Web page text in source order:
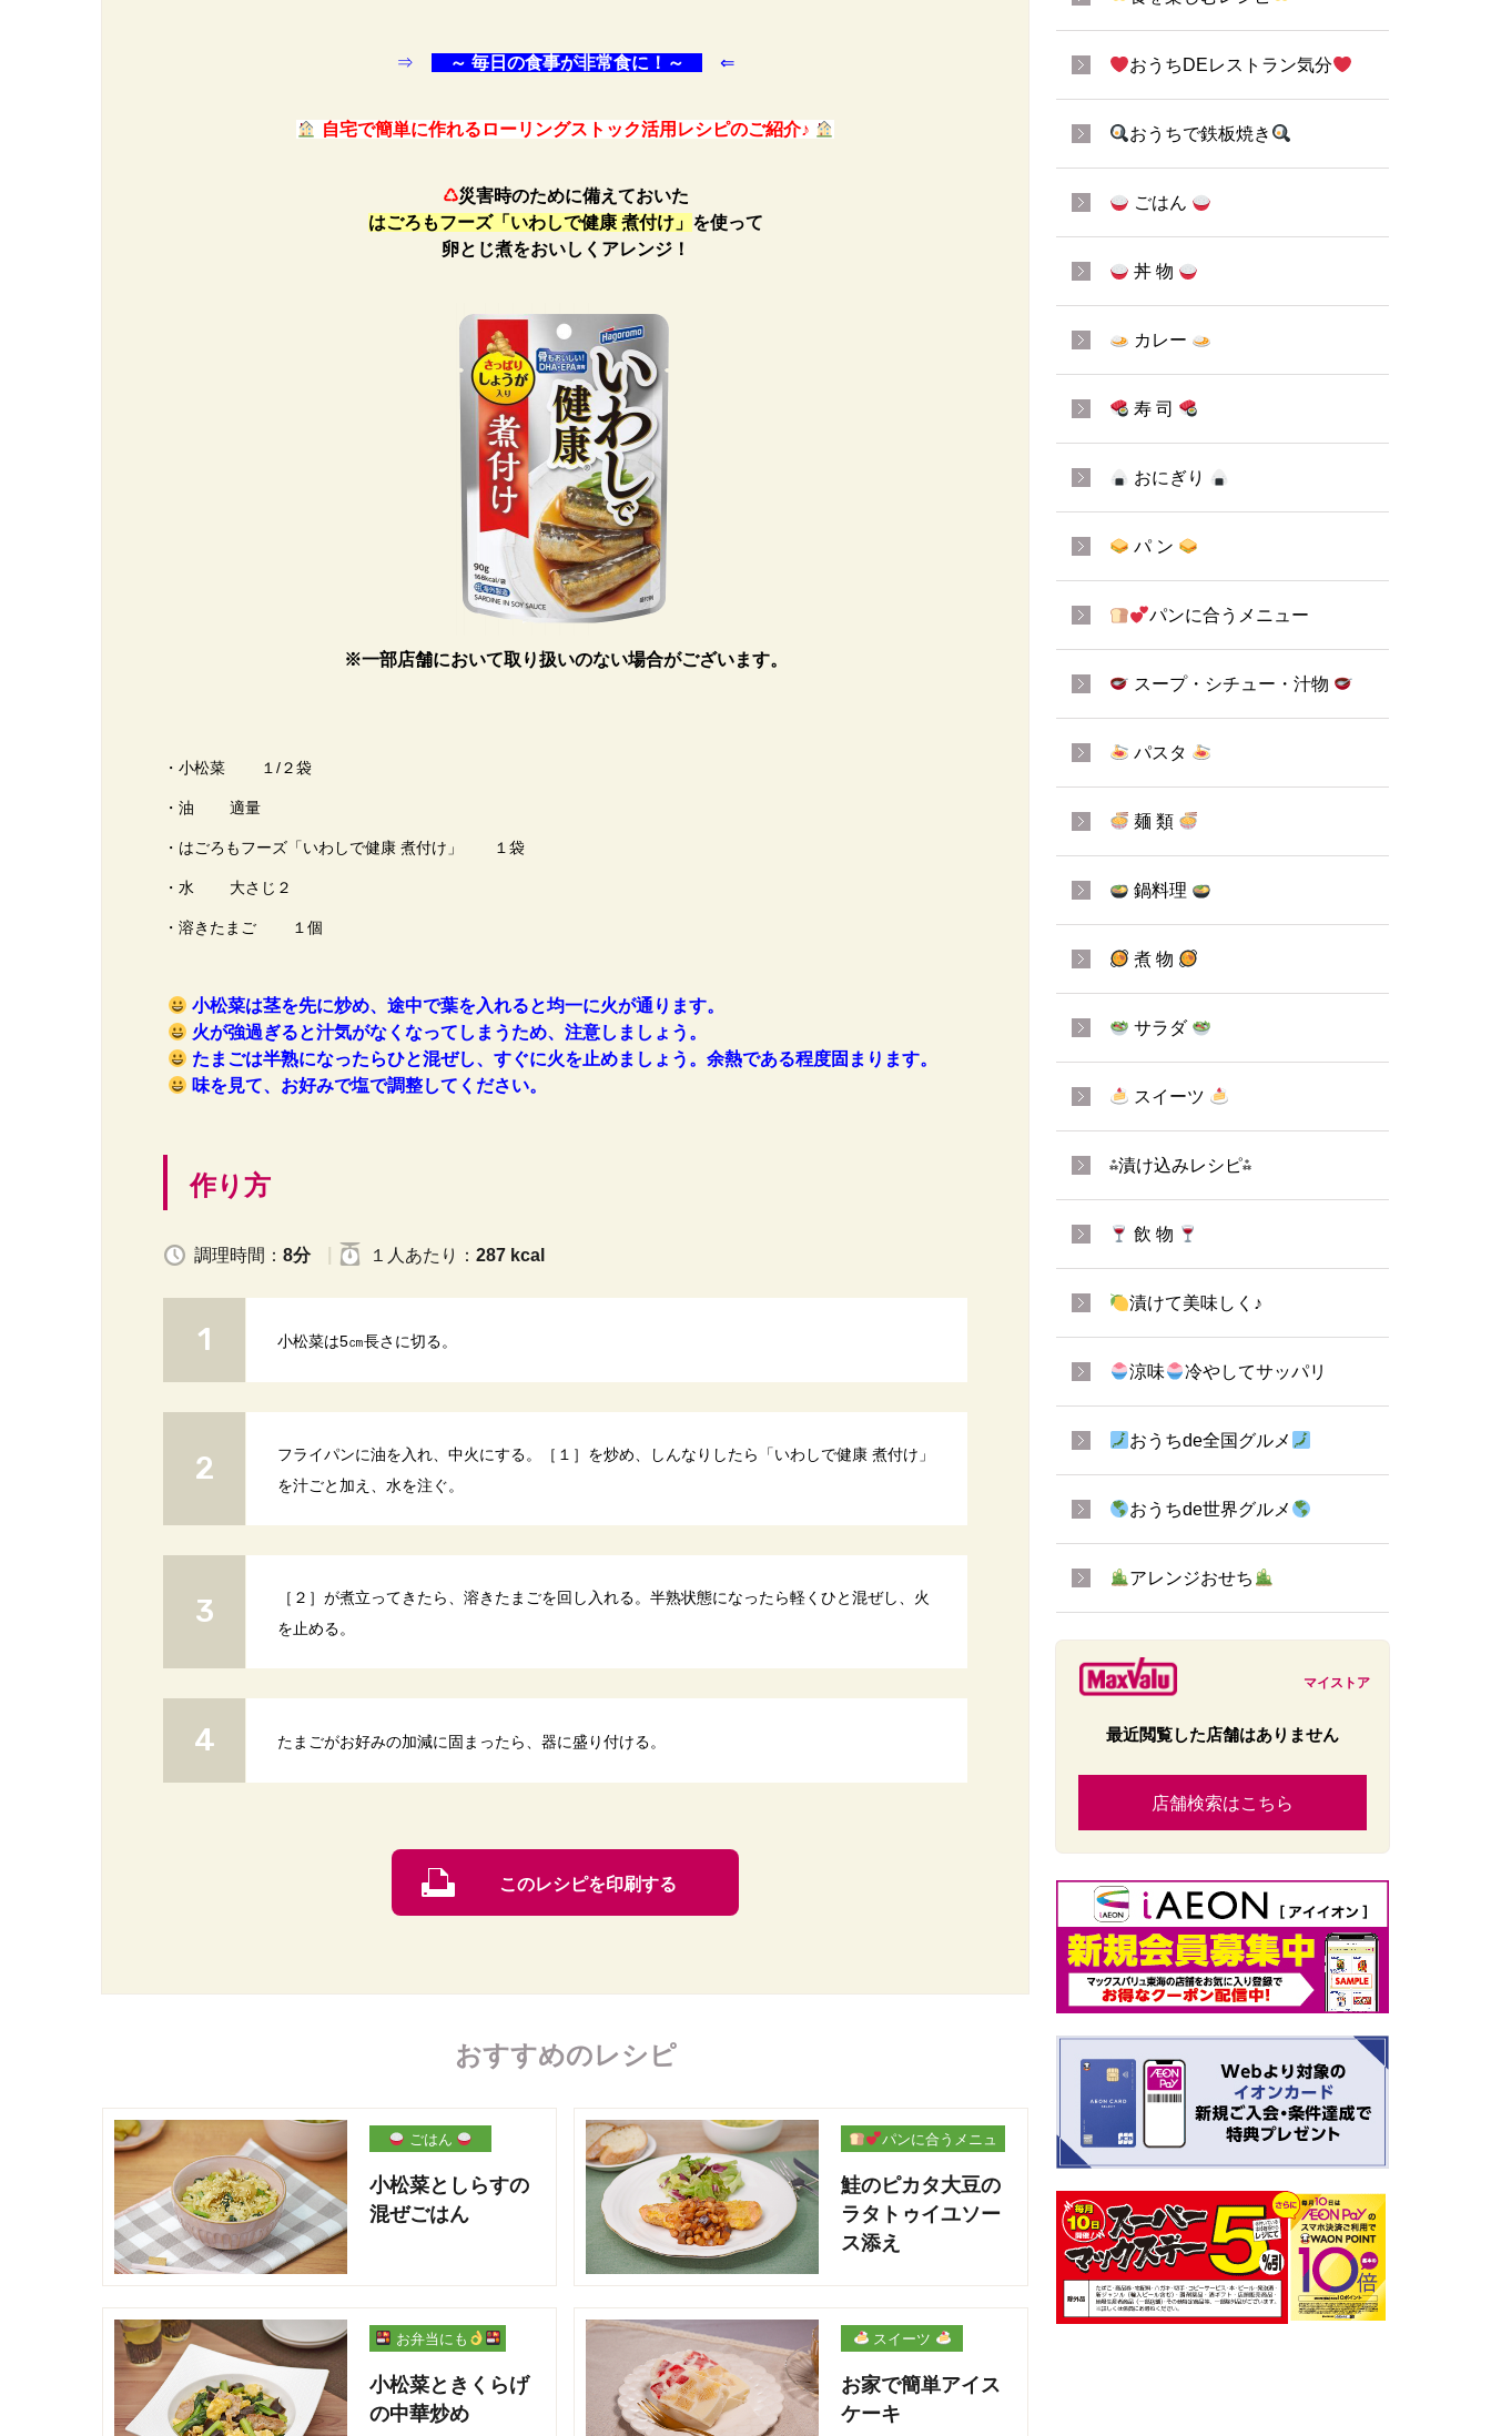
⇒ ～ 毎日の食事が非常食に！～ ⇐
自宅で簡単に作れるローリングストック活用レシピのご紹介♪
♺災害時のために備えておいた
はごろもフーズ「いわしで健康 煮付け」 を使って
卵とじ煮をおいしく アレンジ！
※一部店舗において取り扱いのない場合がございます。
・小松菜 １/２袋
・油 適量
・はごろもフーズ「いわしで健康 煮付け」 １袋
・水 大さじ２
・溶きたまご １個
小松菜は茎を先に炒め、途中で葉を入れると均一に火が通ります。
火が強過ぎると汁気がなくなってしまうため、注意しましょう。
たまごは半熟になったらひと混ぜし、すぐに火を止めましょう。余熱である程度固まります。
味を見て、お好みで塩で調整してください。
作り方
調理時間： 8分 １人 あたり ： 287 kcal
小松菜は5㎝長さに切る。
フライパンに油を入れ、中火にする。［１］を炒め、しんなりしたら「いわしで健康 煮付け」
を汁ごと加え、水を注ぐ。
［２］が煮立ってきたら、溶きたまごを回し入れる。半熟状態になったら軽くひと混ぜし、火
を止める。
たまごがお好みの加減に固まったら、器に盛り付ける。
このレシピを印刷する
おすすめのレシピ
ごはん
小松菜としらすの
混ぜごはん
パンに合うメニュ
鮭のピカタ大豆の
ラタトゥイユソー
ス添え
お弁当にも
小松菜ときくらげ
の中華炒め
スイーツ
お家で簡単アイス
ケーキ
おうちDEレストラン気分
おうちで鉄板焼き
ごはん
丼 物
カレー
寿 司
おにぎり
パ ン
パンに合うメニュー
スープ・シチュー・汁物
パスタ
麺 類
鍋料理
煮 物
サラダ
スイーツ
⁂漬け込みレシピ⁂
飲 物
漬けて美味しく♪
涼味 冷やしてサッパリ
おうちde全国グルメ
おうちde世界グルメ
アレンジおせち
マイストア
最近閲覧した店舗はありません
店舗検索はこちら